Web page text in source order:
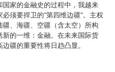
家的金融史的过程中，我越来
须要捍卫的“第四维边疆”。主权
、海疆、空疆（含太空）所构
的一维：金融。在未来国际货
疆的重要性将日趋凸显。